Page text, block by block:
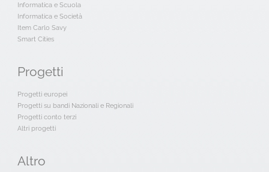
Informatica e Scuola
Informatica e Società
Item Carlo Savy
Smart Cities
Progetti
Progetti europei
Progetti su bandi Nazionali e Regionali
Progetti conto terzi
Altri progetti
Altro